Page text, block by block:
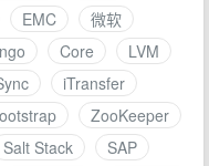
EMC
微软
Core
LVM
iTransfer
ZooKeeper
Salt Stack
SAP